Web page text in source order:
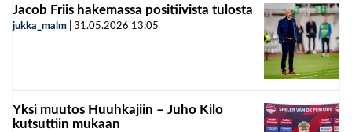
Jacob Friis hakemassa positiivista tulosta
jukka_malm 31.05.2026 13:05
Yksi muutos Huuhkajiin – Juho Kilo
kutsuttiin mukaan